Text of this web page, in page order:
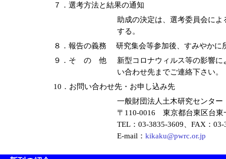
７．選考方法と結果の通知
助成の決定は、選考委員会に
する。
８．報告の義務 研究集会等参加後、すみやかに
９．そ の 他
新型コロナウィルス等の影響
い合わせ先までご連絡下さい。
10．お問い合わせ先・お申し込み先
一般財団法人土木研究センタ
〒110-0016 東京都台東区台
TEL：03-3835-3609、FAX：03-
E-mail： kikaku@pwrc.or.jp